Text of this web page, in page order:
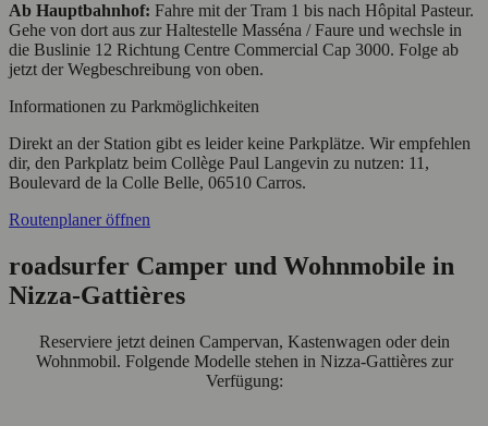
Ab Hauptbahnhof: Fahre mit der Tram 1 bis nach Hôpital Pasteur.
Gehe von dort aus zur Haltestelle Masséna / Faure und wechsle in
die Buslinie 12 Richtung Centre Commercial Cap 3000. Folge ab
jetzt der Wegbeschreibung von oben.
Informationen zu Parkmöglichkeiten
Direkt an der Station gibt es leider keine Parkplätze. Wir empfehlen
dir, den Parkplatz beim Collège Paul Langevin zu nutzen: 11,
Boulevard de la Colle Belle, 06510 Carros.
Routenplaner öffnen
roadsurfer Camper und Wohnmobile in
Nizza-Gattières
Reserviere jetzt deinen Campervan, Kastenwagen oder dein
Wohnmobil. Folgende Modelle stehen in Nizza-Gattières zur
Verfügung: